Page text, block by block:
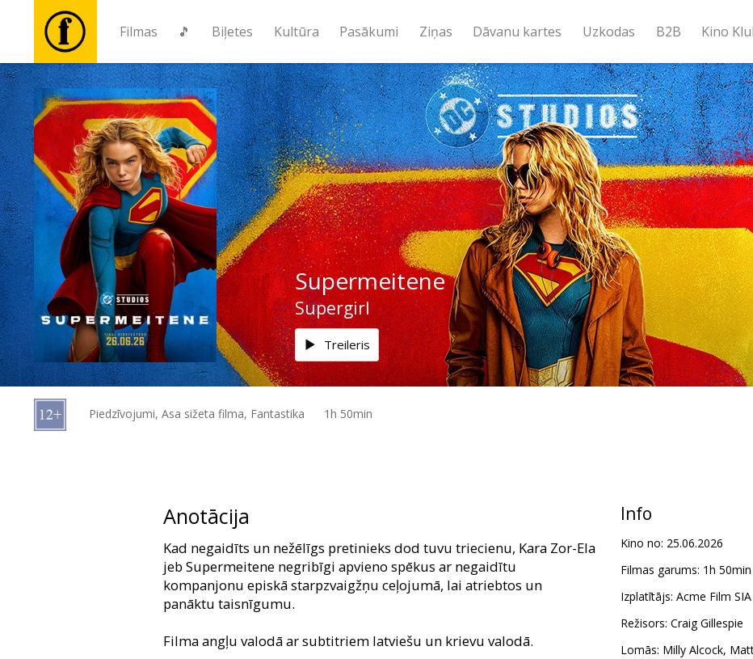
Filmas 🎵 Biļetes Kultūra Pasākumi Ziņas Dāvanu kartes Uzkodas B2B Kino
Filmas
🎵
Biļetes
Kultūra
Pasākumi
Ziņas
Dāvanu
kartes
Supermeitene
Supergirl
Treileris
Piedzīvojumi, Asa sižeta filma, Fantastika 1h 50min
Anotācija
Kad negaidīts un nežēlīgs pretinieks dod tuvu triecienu, Kara Zor-Ela
jeb Supermeitene negribīgi apvieno spēkus ar negaidītu
kompanjonu episkā starpzvaigžņu ceļojumā, lai atriebtos un
panāktu taisnīgumu.
Filma angļu valodā ar subtitriem latviešu un krievu valodā.
Info
Kino no: 25.06.2026
Filmas garums: 1h 50min
Izplatītājs: Acme Film SIA
Režisors: Craig Gillespie
Lomās: Milly Alcock,